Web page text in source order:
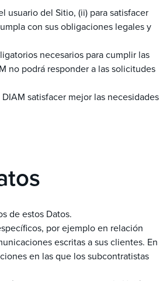
usuario del Sitio, (ii) para satisfacer
con sus obligaciones legales y
necesarios para cumplir las
no podrá responder a las solicitudes
satisfacer mejor las necesidades
de estos Datos.
por ejemplo en relación
escritas a sus clientes. En
en las que los subcontratistas